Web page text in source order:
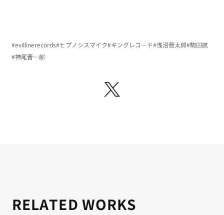
#evillinerecords#ヒプノシスマイク#キングレコード#浅沼晋太郎#駒田航
#神尾晋一郎
RELATED WORKS